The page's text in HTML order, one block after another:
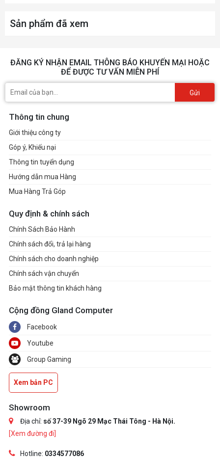
Sản phẩm đã xem
ĐĂNG KÝ NHẬN EMAIL THÔNG BÁO KHUYẾN MẠI HOẶC
ĐỂ ĐƯỢC TƯ VẤN MIỄN PHÍ
Gửi
Thông tin chung
Giới thiệu công ty
Góp ý, Khiếu nại
Thông tin tuyển dụng
Hướng dẫn mua Hàng
Mua Hàng Trả Góp
Quy định & chính sách
Chính Sách Bảo Hành
Chính sách đổi, trả lại hàng
Chính sách cho doanh nghiệp
Chính sách vận chuyển
Bảo mật thông tin khách hàng
Cộng đồng Gland Computer
Facebook
Youtube
Group Gaming
Xem bản PC
Showroom
Địa chỉ: số 37-39 Ngõ 29 Mạc Thái Tông - Hà Nội.
[Xem đường đi]
Hotline: 0334577086